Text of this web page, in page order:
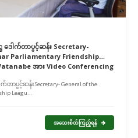
ေါက်တာပွင့်ဆန်း Secretary-
Parliamentary Friendship
Conferencing
ပွင့်ဆန်း Secretary- General of the
Leagu...
အသေးစိတ်ကြည့်ရန်